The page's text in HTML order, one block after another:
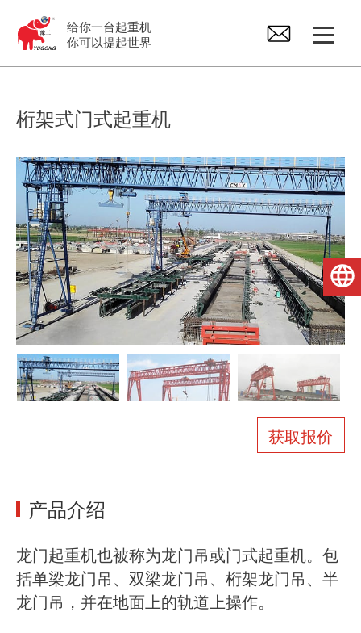
给你一台起重机
你可以提起世界
悬臂起重机
电动葫芦
起重机配件
关于我们
新闻
桁架式门式起重机
获取报价
产品介绍
龙门起重机也被称为龙门吊或门式起重机。包
括单梁龙门吊、双梁龙门吊、桁架龙门吊、半
龙门吊，并在地面上的轨道上操作。
简体中文